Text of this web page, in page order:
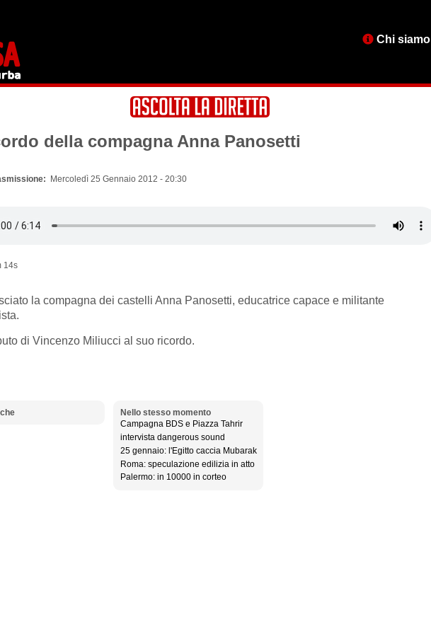
MenuChi siamo
della compagna Anna Panosetti
Mercoledì 25 Gennaio 2012 - 20:30
14s
la compagna dei castelli Anna Panosetti, educatrice capace e militante
di Vincenzo Miliucci al suo ricordo.
Nello stesso momento
Campagna BDS e Piazza Tahrir
intervista dangerous sound
25 gennaio: l'Egitto caccia Mubarak
Roma: speculazione edilizia in atto
Palermo: in 10000 in corteo